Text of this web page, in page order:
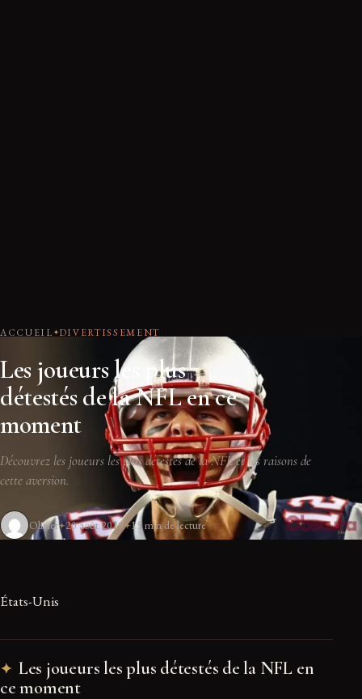
ACCUEIL DIVERTISSEMENT
Les joueurs les plus
détestés de la NFL en ce
moment
Découvrez les joueurs les plus détestés de la NFL et les raisons de
cette aversion.
Olivier 20 août 2019 15 min de lecture
États-Unis
Les joueurs les plus détestés de la NFL en
ce moment